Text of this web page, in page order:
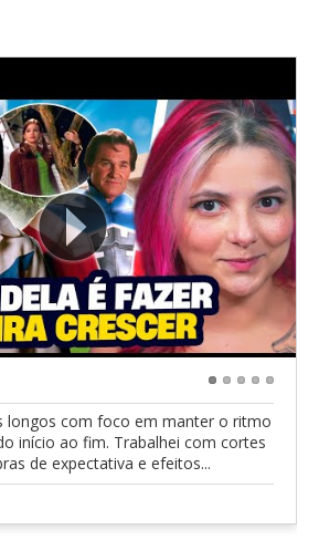
longos com foco em manter o ritmo
início ao fim. Trabalhei com cortes
de expectativa e efeitos...